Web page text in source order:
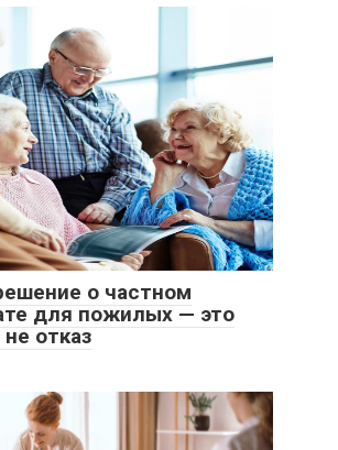
о частном
для пожилых — это
не отказ